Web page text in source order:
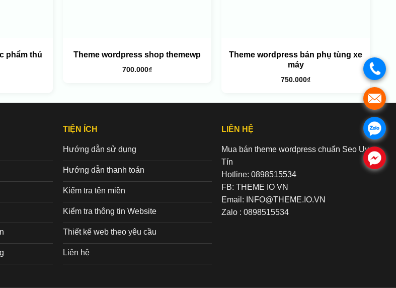
phẩm thú
Theme wordpress shop themewp
700.000₫
Theme wordpress bán phụ tùng xe
máy
750.000₫
TIỆN ÍCH
Hướng dẫn sử dụng
Hướng dẫn thanh toán
Kiểm tra tên miền
Kiểm tra thông tin Website
Thiết kế web theo yêu cầu
Liên hệ
LIÊN HỆ
Mua bán theme wordpress chuẩn Seo Uy
Tín
Hotline: 0898515534
FB: THEME IO VN
Email: INFO@THEME.IO.VN
Zalo : 0898515534
.
.
.
.